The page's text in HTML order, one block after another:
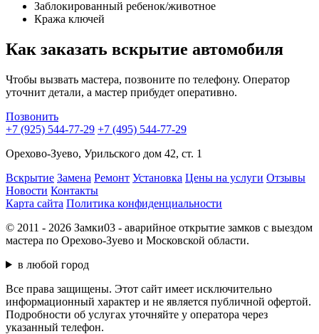
Заблокированный ребенок/животное
Кража ключей
Как заказать вскрытие автомобиля
Чтобы вызвать мастера, позвоните по телефону. Оператор
уточнит детали, а мастер прибудет оперативно.
Позвонить
+7 (925) 544-77-29 +7 (495) 544-77-29
Орехово-Зуево, Урильского дом 42, ст. 1
Вскрытие Замена Ремонт Установка Цены на услуги Отзывы
Новости Контакты
Карта сайта Политика конфиденциальности
© 2011 - 2026 Замки03 - аварийное открытие замков с выездом
мастера по Орехово-Зуево и Московской области.
в любой город
Все права защищены. Этот сайт имеет исключительно
информационный характер и не является публичной офертой.
Подробности об услугах уточняйте у оператора через
указанный телефон.